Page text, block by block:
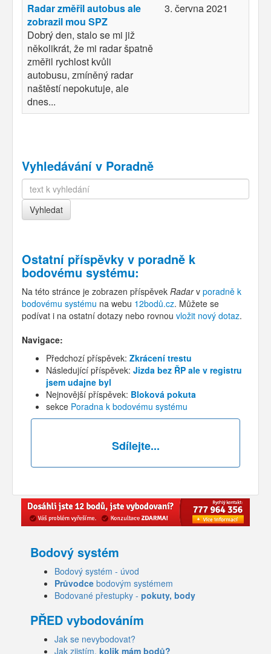
Radar změřil autobus ale
zobrazil mou SPZ
Dobrý den, stalo se mi již
několikrát, že mi radar špatně
změřil rychlost kvůli
autobusu, zmíněný radar
naštěstí nepokutuje, ale
dnes...
3. června 2021
Vyhledávání v Poradně
Ostatní příspěvky v poradně k
bodovému systému:
Na této stránce je zobrazen příspěvek Radarv poradně k
bodovému systému na webu 12bodů.cz. Můžete se
podívat i na ostatní dotazy nebo rovnou vložit nový dotaz.
Navigace:
Předchozí příspěvek: Zkrácení trestu
Následující příspěvek: Jizda bez ŘP ale v registru
jsem udajne byl
Nejnovější příspěvek: Bloková pokuta
sekce Poradna k bodovému systému
Sdílejte...
Bodový systém
Bodový systém - úvod
Průvodce bodovým systémem
Bodované přestupky - pokuty, body
PŘED vybodováním
Jak se nevybodovat?
Jak zjistím, kolik mám bodů?